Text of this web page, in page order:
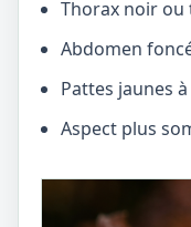
Thorax noir
Abdomen
Pattes jaunes
Aspect plus